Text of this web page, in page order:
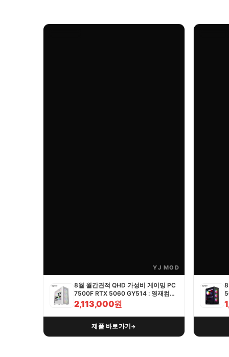
YJ MOD
8월 월간견적 QHD 가성비 게이밍 PC
7500F RTX 5060 GY514 : 영재컴퓨
터
2,113,000원
제품 바로가기→
8